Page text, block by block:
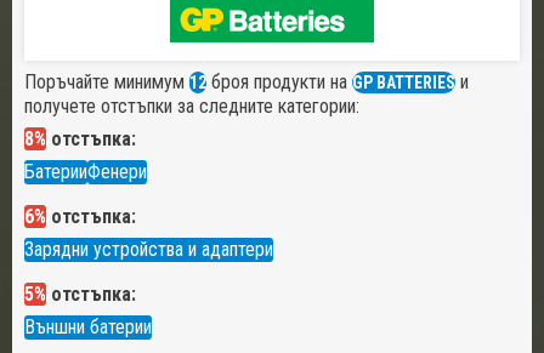
Поръчайте минимум 12 броя продукти на GP BATTERIES и
получете отстъпки за следните категории:
8% отстъпка:
БатерииФенери
6% отстъпка:
Зарядни устройства и адаптери
5% отстъпка:
Външни батерии